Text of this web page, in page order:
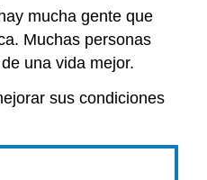
mucha gente que
Muchas personas
una vida mejor.
sus condiciones